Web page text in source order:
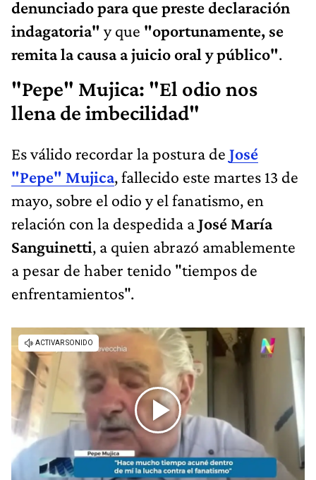
denunciado para que preste declaración
indagatoria" y que "oportunamente, se
remita la causa a juicio oral y público".
"Pepe" Mujica: "El odio nos
llena de imbecilidad"
Es válido recordar la postura de José
"Pepe" Mujica, fallecido este martes 13 de
mayo, sobre el odio y el fanatismo, en
relación con la despedida aJosé María
Sanguinetti, a quien abrazó amablemente
a pesar de haber tenido "tiempos de
enfrentamientos".